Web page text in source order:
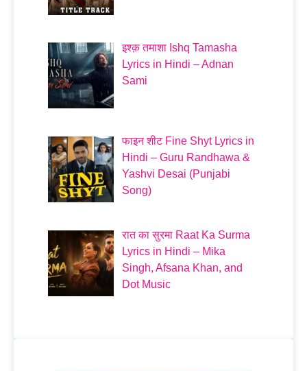
इश्क़ तमाशा Ishq Tamasha
Lyrics in Hindi – Adnan
Sami
फाइन शीट Fine Shyt Lyrics in
Hindi – Guru Randhawa &
Yashvi Desai (Punjabi
Song)
रात का सुरमा Raat Ka Surma
Lyrics in Hindi – Mika
Singh, Afsana Khan, and
Dot Music